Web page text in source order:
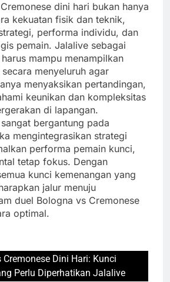
dini hari bukan hanya
kekuatan fisik dan teknik,
performa individu, dan
pemain. Jalalive sebagai
mampu menampilkan
menyeluruh agar
menyaksikan pertandingan,
keunikan dan kompleksitas
di lapangan.
bergantung pada
mengintegrasikan strategi
performa pemain kunci,
tetap fokus. Dengan
kunci kemenangan yang
jalur menuju
duel Bologna vs Cremonese
optimal.
Cremonese Dini Hari: Kunci
Perlu Diperhatikan Jalalive